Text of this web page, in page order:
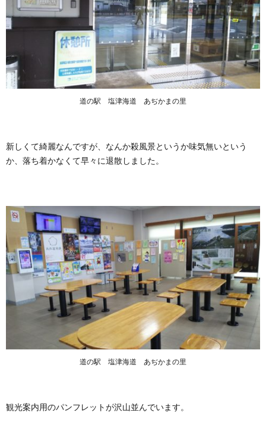
道の駅 塩津海道 あぢかまの里
新しくて綺麗なんですが、なんか殺風景というか味気無いという
か、落ち着かなくて早々に退散しました。
道の駅 塩津海道 あぢかまの里
観光案内用のパンフレットが沢山並んでいます。